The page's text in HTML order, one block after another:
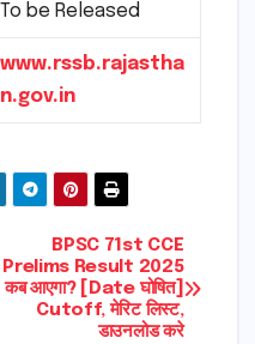
To be Released
www.rssb.rajastha
n.gov.in
BPSC 71st CCE
Prelims Result 2025
कब आएगा? [Date घोषित]
Cutoff, मेरिट लिस्ट,
डाउनलोड करे